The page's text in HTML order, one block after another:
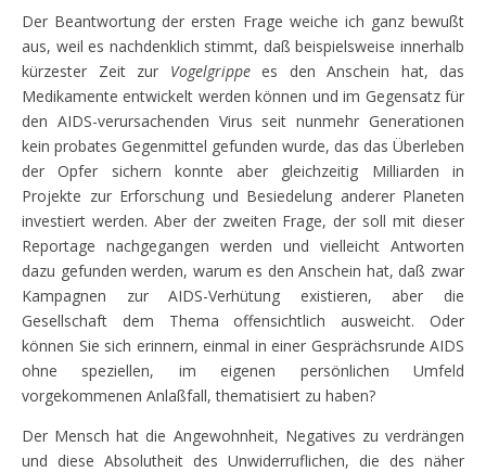
Der Beantwortung der ersten Frage weiche ich ganz bewußt
aus, weil es nachdenklich stimmt, daß beispielsweise innerhalb
kürzester Zeit zur Vogelgrippees den Anschein hat, das
Medikamente entwickelt werden können und im Gegensatz für
den AIDS-verursachenden Virus seit nunmehr Generationen
kein probates Gegenmittel gefunden wurde, das das Überleben
der Opfer sichern konnte aber gleichzeitig Milliarden in
Projekte zur Erforschung und Besiedelung anderer Planeten
investiert werden. Aber der zweiten Frage, der soll mit dieser
Reportage nachgegangen werden und vielleicht Antworten
dazu gefunden werden, warum es den Anschein hat, daß zwar
Kampagnen zur AIDS-Verhütung existieren, aber die
Gesellschaft dem Thema offensichtlich ausweicht. Oder
können Sie sich erinnern, einmal in einer Gesprächsrunde AIDS
ohne speziellen, im eigenen persönlichen Umfeld
vorgekommenen Anlaßfall, thematisiert zu haben?
Der Mensch hat die Angewohnheit, Negatives zu verdrängen
und diese Absolutheit des Unwiderruflichen, die des näher